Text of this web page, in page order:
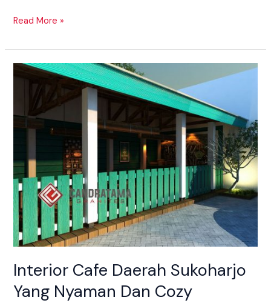
Read More »
Interior Cafe Daerah Sukoharjo
Yang Nyaman Dan Cozy
Interior
Daerah
Sukoharjo
Yang
Cozy